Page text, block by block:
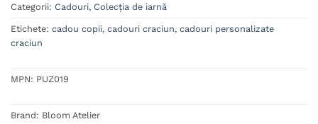
Categorii: Cadouri, Colecția de iarnă
Etichete: cadou copii, cadouri craciun, cadouri personalizate
craciun
MPN: PUZ019
Brand: Bloom Atelier